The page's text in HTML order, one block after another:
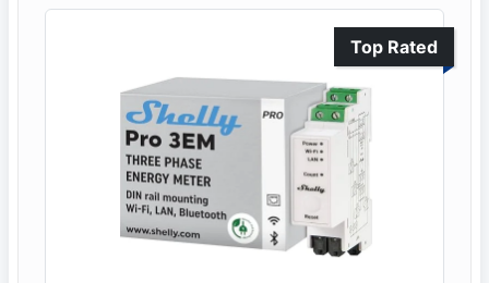
Top Rated